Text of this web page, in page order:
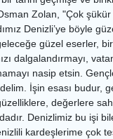
Zolan, "Çok
Denizli’ye böyle
güzel eserler,
dalgalandırmayı,
nasip etsin.
İşin esası budur,
değerlere
Denizlimiz bu işi
kardeşlerime çok